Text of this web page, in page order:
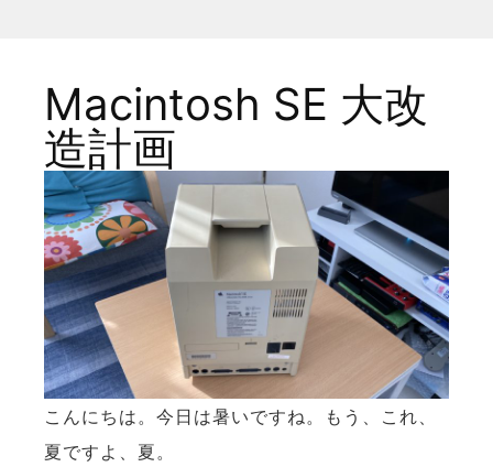
Macintosh SE 大改
造計画
こんにちは。今日は暑いですね。もう、これ、
夏ですよ、夏。